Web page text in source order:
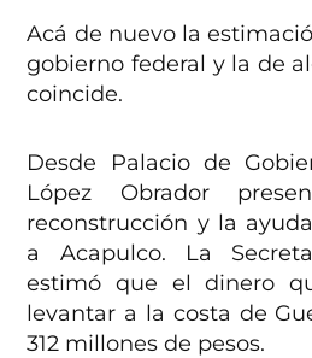
Acá de nuevo la
gobierno federal y la de
coincide.
Desde Palacio de
López Obrador
reconstrucción y la
a Acapulco. La
estimó que el dinero
levantar a la costa de
312 millones de pesos.